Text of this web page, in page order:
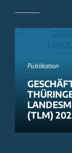
Publikation
(TLM)